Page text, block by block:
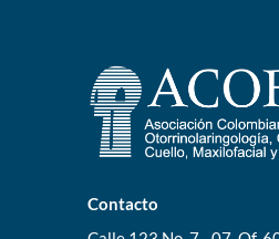
Contacto